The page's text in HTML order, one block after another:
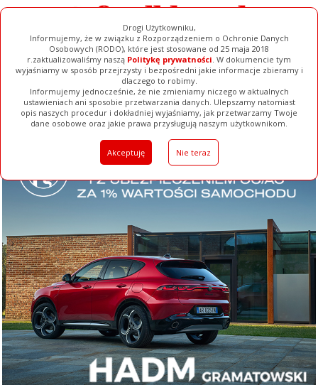
Drogi Użytkowniku,
Informujemy, że w związku z Rozporządzeniem o Ochronie Danych
Osobowych (RODO), które jest stosowane od 25 maja 2018
r.zaktualizowaliśmy naszą Politykę prywatności. W dokumencie tym
wyjaśniamy w sposób przejrzysty i bezpośredni jakie informacje zbieramy i
dlaczego to robimy.
Informujemy jednocześnie, że nie zmieniamy niczego w aktualnych
ustawieniach ani sposobie przetwarzania danych. Ulepszamy natomiast
opis naszych procedur i dokładniej wyjaśniamy, jak przetwarzamy Twoje
dane osobowe oraz jakie prawa przysługują naszym użytkownikom.
Akceptuję Nie teraz
Ogłoszenia Filmy Galerie Baza Firm Pełna Wersja